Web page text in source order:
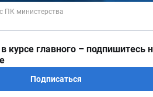
курсе главного – подпишитесь
Подписаться